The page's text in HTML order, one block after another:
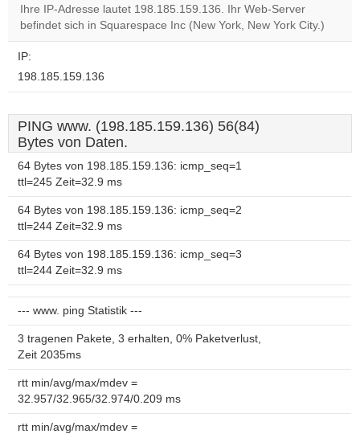
Do you
own this
OK
Ihre IP-Adresse lautet 198.185.159.136. Ihr Web-Server
befindet sich in Squarespace Inc (New York, New York City.)
IP:
198.185.159.136
PING www. (198.185.159.136) 56(84)
Bytes von Daten.
64 Bytes von 198.185.159.136: icmp_seq=1
ttl=245 Zeit=32.9 ms
64 Bytes von 198.185.159.136: icmp_seq=2
ttl=244 Zeit=32.9 ms
64 Bytes von 198.185.159.136: icmp_seq=3
ttl=244 Zeit=32.9 ms
--- www. ping Statistik ---
3 tragenen Pakete, 3 erhalten, 0% Paketverlust,
Zeit 2035ms
rtt min/avg/max/mdev =
32.957/32.965/32.974/0.209 ms
rtt min/avg/max/mdev =